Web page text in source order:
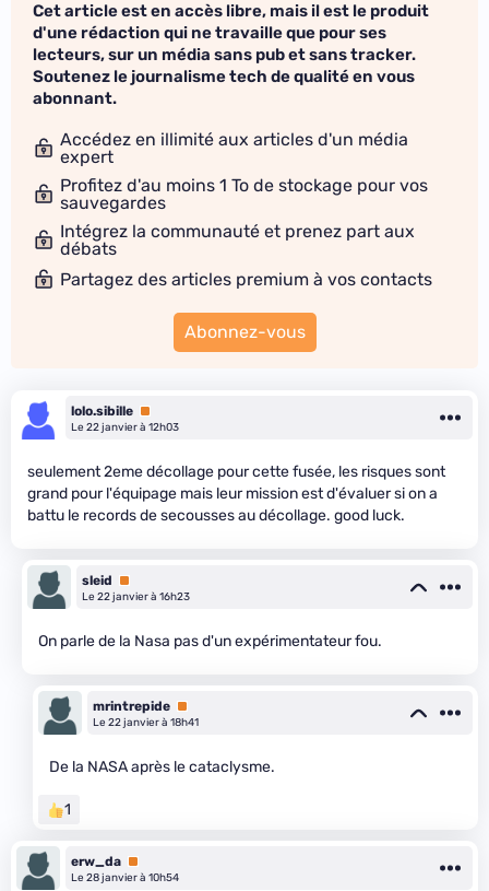
Cet article est en accès libre, mais il est le produit
d'une rédaction qui ne travaille que pour ses
lecteurs, sur un média sans pub et sans tracker.
Soutenez le journalisme tech de qualité en vous
abonnant.
Accédez en illimité aux articles d'un média
expert
Profitez d'au moins 1 To de stockage pour vos
sauvegardes
Intégrez la communauté et prenez part aux
débats
Partagez des articles premium à vos contacts
Abonnez-vous
lolo.sibille Premium
Le 22 janvier à 12h03
seulement 2eme décollage pour cette fusée, les risques sont
grand pour l'équipage mais leur mission est d'évaluer si on a
battu le records de secousses au décollage. good luck.
sleid
Premium
Le 22 janvier à 16h23
On parle de la Nasa pas d'un expérimentateur fou.
mrintrepide Premium
Le 22 janvier à 18h41
De la NASA après le cataclysme.
1
erw_da Premium
Le 28 janvier à 10h54